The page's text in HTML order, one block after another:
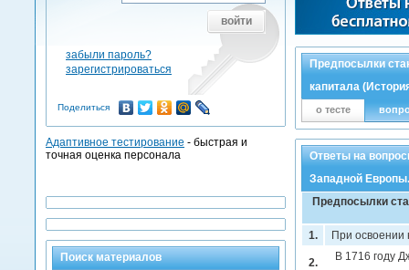
Предпосылки
капитала
о тесте
Ответы на
Западной
Предпосылки
1. При
2. В 1716 году
войти
забыли пароль?
зарегистрироваться
Поделиться
Адаптивное тестирование - быстрая и
точная оценка персонала
Поиск материалов